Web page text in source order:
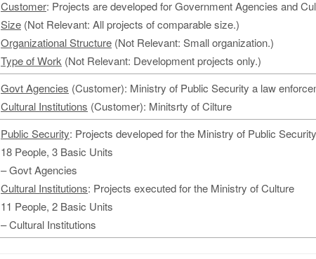
Customer: Projects are developed for Government Agencies and
Size (Not Relevant: All projects of comparable size.)
Organizational Structure (Not Relevant: Small organization.)
Type of Work (Not Relevant: Development projects only.)
Govt Agencies (Customer): Ministry of Public Security a law
Cultural Institutions (Customer): Minitsrty of Cilture
Public Security: Projects developed for the Ministry of Public Security
18 People, 3 Basic Units
– Govt Agencies
Cultural Institutions: Projects executed for the Ministry of Culture
11 People, 2 Basic Units
– Cultural Institutions